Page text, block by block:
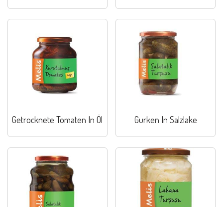
Getrocknete Tomaten In Öl Gurken In Salzlake